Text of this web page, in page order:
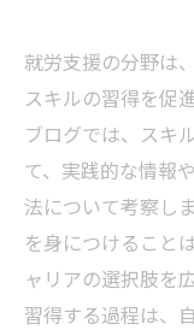
就労支援の分野は
スキルの習得を促
ブログでは、スキ
て、実践的な情報
法について考察し
を身につけること
ャリアの選択肢を
習得する過程は、